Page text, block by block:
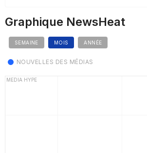
Graphique NewsHeat
SEMAINE MOIS ANNÉE
NOUVELLES DES MÉDIAS